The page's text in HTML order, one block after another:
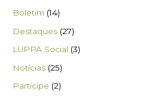
Boletim (14)
Destaques (27)
LUPPA Social (3)
Notícias (25)
Participe (2)